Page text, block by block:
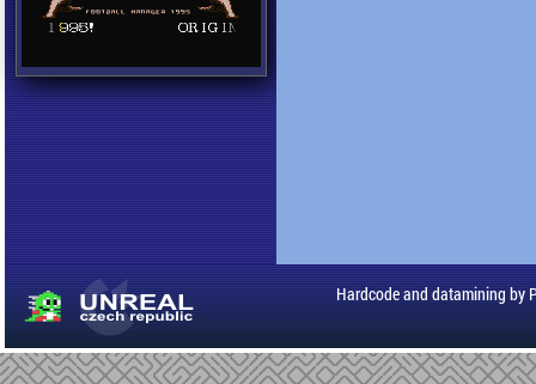
Hardcode and datamining by